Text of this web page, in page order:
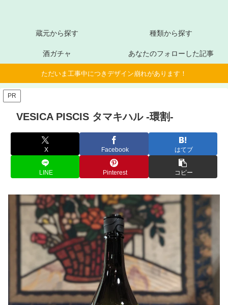
蔵元から探す 種類から探す
酒ガチャ あなたのフォローした記事
ただいま工事中につきデザイン崩れがあります！
PR
VESICA PISCIS タマキハル -環割-
X Facebook はてブ
LINE Pinterest コピー